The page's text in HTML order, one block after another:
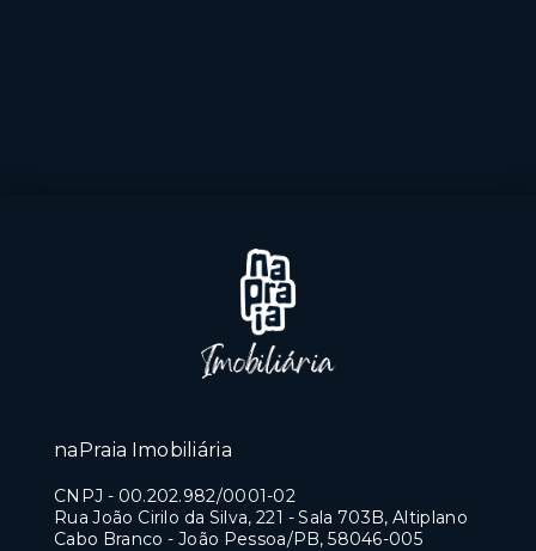
naPraia Imobiliária
CNPJ - 00.202.982/0001-02
Rua João Cirilo da Silva, 221 - Sala 703B, Altiplano
Cabo Branco - João Pessoa/PB, 58046-005